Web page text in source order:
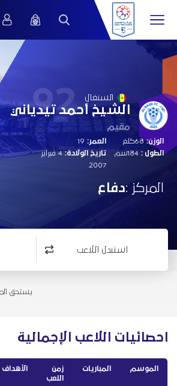
92 السنغال
الشيخ أحمد تيدياني
مقيم
الوزن:68كلغ
الطول :
العمر:
تاريخ الولادة:
4 فبراير
2007
المركز :دفاع
استبدل اللاعب
يستحق
احصائيات اللاعب الإجمالية
الموسم المباريات
زمن
اللعب
الأهداف